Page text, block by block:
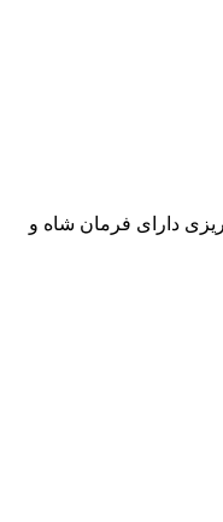
دارای فرمان شاه و